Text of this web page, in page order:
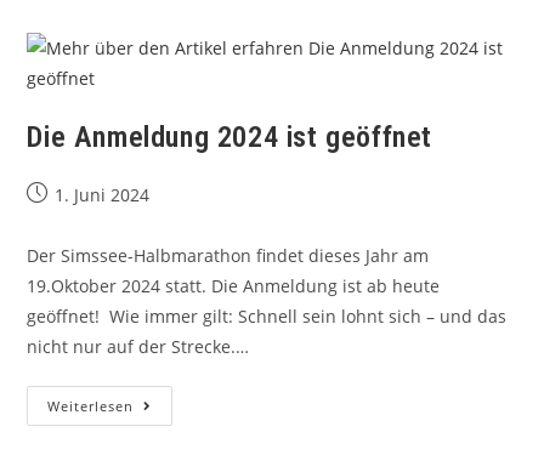
Die Anmeldung 2024 ist geöffnet
1. Juni 2024
Der Simssee-Halbmarathon findet dieses Jahr am
19.Oktober 2024 statt. Die Anmeldung ist ab heute
geöffnet! Wie immer gilt: Schnell sein lohnt sich – und das
nicht nur auf der Strecke.…
Weiterlesen